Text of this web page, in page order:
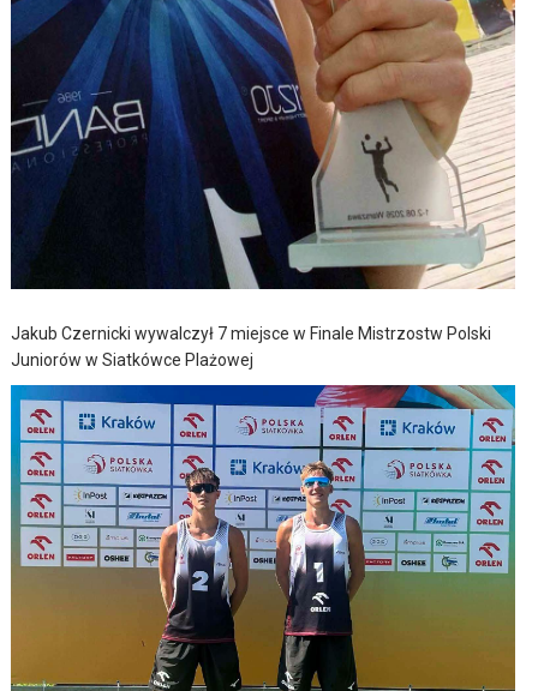
Jakub Czernicki wywalczył 7 miejsce w Finale Mistrzostw Polski
Juniorów w Siatkówce Plażowej